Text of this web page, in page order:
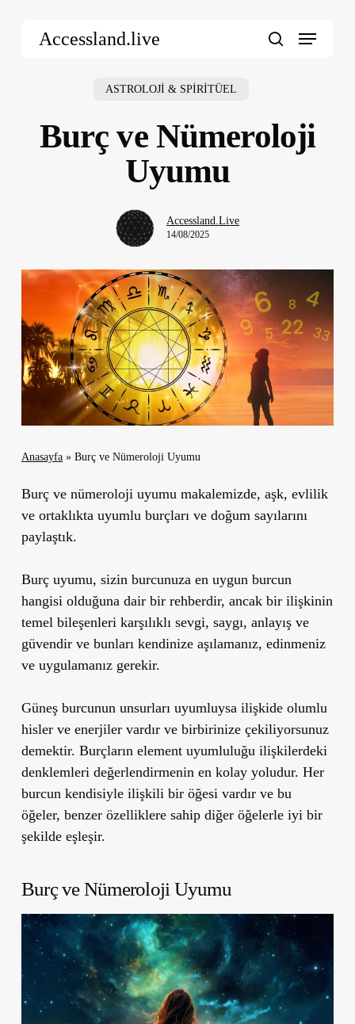
Accessland.live Menu
ASTROLOJİ & SPİRİTÜEL
Burç ve Nümeroloji
Uyumu
Accessland.Live
14/08/2025
Anasayfa» Burç ve Nümeroloji Uyumu
Burç ve nümeroloji uyumu makalemizde, aşk, evlilik
ve ortaklıkta uyumlu burçları ve doğum sayılarını
paylaştık.
Burç uyumu, sizin burcunuza en uygun burcun
hangisi olduğuna dair bir rehberdir, ancak bir ilişkinin
temel bileşenleri karşılıklı sevgi, saygı, anlayış ve
güvendir ve bunları kendinize aşılamanız, edinmeniz
ve uygulamanız gerekir.
Güneş burcunun unsurları uyumluysa ilişkide olumlu
hisler ve enerjiler vardır ve birbirinize çekiliyorsunuz
demektir. Burçların element uyumluluğu ilişkilerdeki
denklemleri değerlendirmenin en kolay yoludur. Her
burcun kendisiyle ilişkili bir öğesi vardır ve bu
öğeler, benzer özelliklere sahip diğer öğelerle iyi bir
şekilde eşleşir.
Burç ve Nümeroloji Uyumu